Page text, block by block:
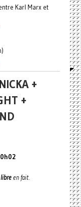
Karl Marx et
+
+
en fait.